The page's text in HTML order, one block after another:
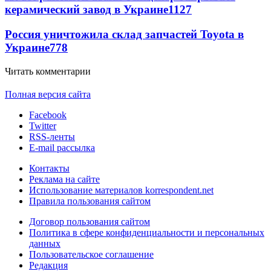
керамический завод в Украине1127
Россия уничтожила склад запчастей Toyota в
Украине778
Читать комментарии
Полная версия сайта
Facebook
Twitter
RSS-ленты
E-mail рассылка
Контакты
Реклама на сайте
Использование материалов korrespondent.net
Правила пользования сайтом
Договор пользования сайтом
Политика в сфере конфиденциальности и персональных
данных
Пользовательское соглашение
Редакция